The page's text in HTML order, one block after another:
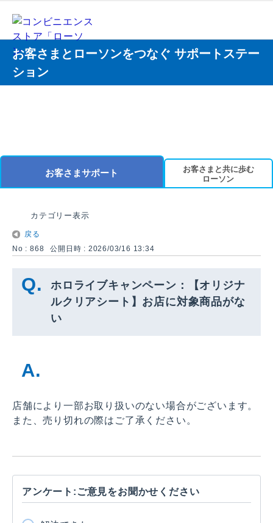
お客さまとローソンをつなぐ サポートステー
ション
お客さまサポート
お客さまと共に歩む
ローソン
カテゴリー表示
戻る
No : 868
公開日時 : 2026/03/16 13:34
ホロライブキャンペーン：【オリジナ
ルクリアシート】お店に対象商品がな
い
店舗により一部お取り扱いのない場合がございます。
また、売り切れの際はご了承ください。
アンケート:ご意見をお聞かせください